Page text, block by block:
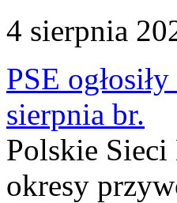
4 sierpnia
PSE
sierpnia br.
Polskie Sieci
okresy